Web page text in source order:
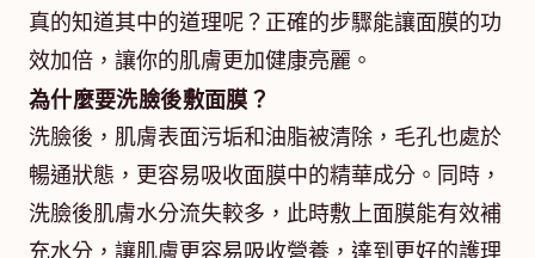
真的知道其中的道理呢？正確的步驟能讓面膜的功
效加倍，讓你的肌膚更加健康亮麗。
為什麼要洗臉後敷面膜？
洗臉後，肌膚表面污垢和油脂被清除，毛孔也處於
暢通狀態，更容易吸收面膜中的精華成分。同時，
洗臉後肌膚水分流失較多，此時敷上面膜能有效補
充水分，讓肌膚更容易吸收營養，達到更好的護理